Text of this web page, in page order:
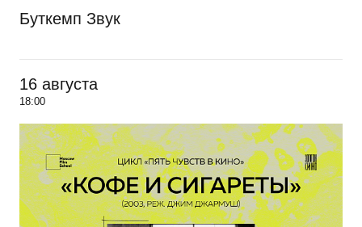
Буткемп Звук
16 августа
18:00